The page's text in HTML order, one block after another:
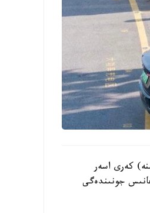
كەرى اسەر
جونىندەگى